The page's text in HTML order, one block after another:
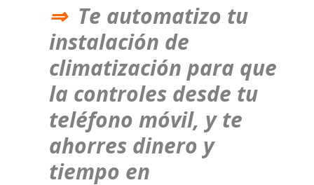
⇒Te automatizo tu
instalación de
climatización para que
la controles desde tu
teléfono móvil, y te
ahorres dinero y
tiempo en